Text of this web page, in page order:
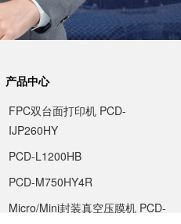
产品中心
FPC双台面打印机 PCD-
IJP260HY
PCD-L1200HB
PCD-M750HY4R
Micro/Mini封装真空压膜机 PCD-